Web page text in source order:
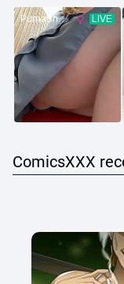
ComicsXXX